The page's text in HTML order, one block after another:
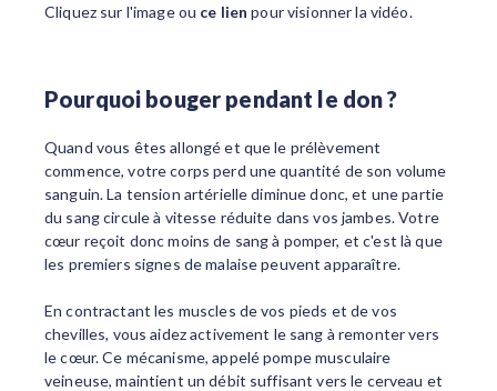
Cliquez sur l'image ou ce lien pour visionner la vidéo.
Pourquoi bouger pendant le don ?
Quand vous êtes allongé et que le prélèvement
commence, votre corps perd une quantité de son volume
sanguin. La tension artérielle diminue donc, et une partie
du sang circule à vitesse réduite dans vos jambes. Votre
cœur reçoit donc moins de sang à pomper, et c'est là que
les premiers signes de malaise peuvent apparaître.
En contractant les muscles de vos pieds et de vos
chevilles, vous aidez activement le sang à remonter vers
le cœur. Ce mécanisme, appelé pompe musculaire
veineuse, maintient un débit suffisant vers le cerveau et